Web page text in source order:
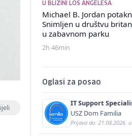
U BLIZINI LOS ANGELESA
Michael B. Jordan
Snimljen u društvu
u zabavnom parku
2h 46min
Oglasi za posao
IT Support
USZ Dom Familia
Prijava do: 21.08.2026.